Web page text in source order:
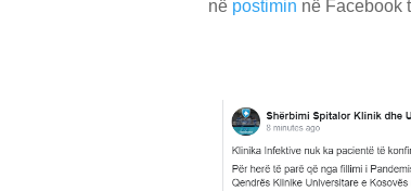
në postimin në Facebook